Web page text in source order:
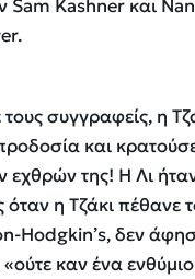
Sam Kashner και
συγγραφείς, η
και
εχθρών της! Η Λι
όταν η Τζάκι πέθανε
Hodgkin’s, δεν
καν ένα